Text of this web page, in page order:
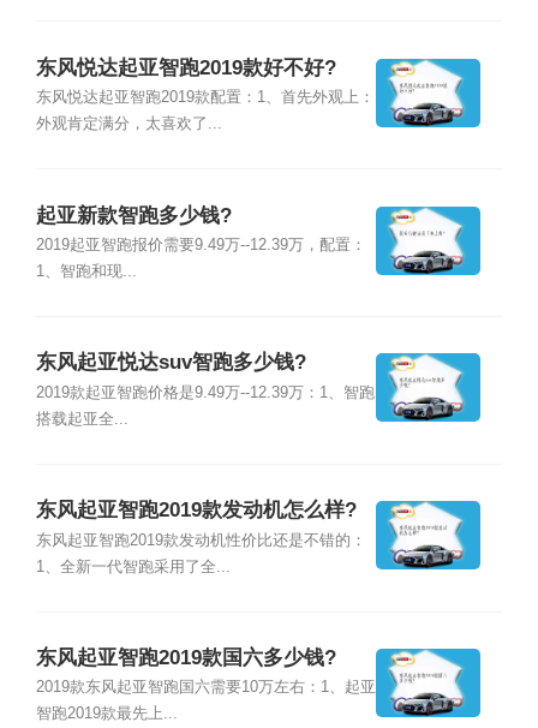
东风悦达起亚智跑2019款好不好?
东风悦达起亚智跑2019款配置：1、首先外观上：
外观肯定满分，太喜欢了...
起亚新款智跑多少钱?
2019起亚智跑报价需要9.49万--12.39万，配置：
1、智跑和现...
东风起亚悦达suv智跑多少钱?
2019款起亚智跑价格是9.49万--12.39万：1、智跑
搭载起亚全...
东风起亚智跑2019款发动机怎么样?
东风起亚智跑2019款发动机性价比还是不错的：
1、全新一代智跑采用了全...
东风起亚智跑2019款国六多少钱?
2019款东风起亚智跑国六需要10万左右：1、起亚
智跑2019款最先上...